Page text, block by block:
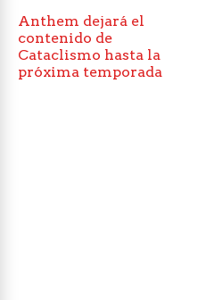
Anthem dejará el
contenido de
Cataclismo hasta la
próxima temporada